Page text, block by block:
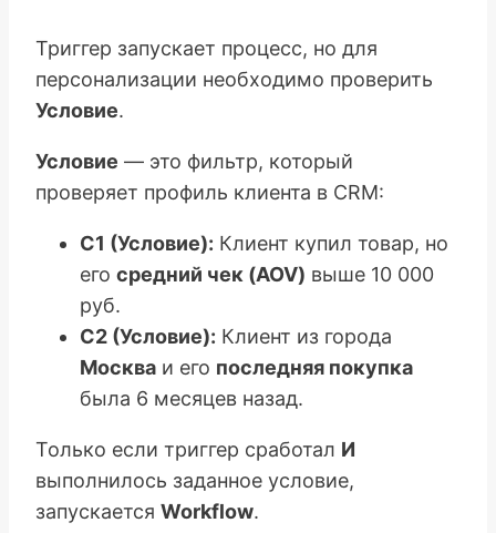
Триггер запускает процесс, но для
персонализации необходимо проверить
Условие.
Условие — это фильтр, который
проверяет профиль клиента в CRM:
C1 (Условие): Клиент купил товар, но
его средний чек (AOV) выше 10 000
руб.
C2 (Условие): Клиент из города
Москва и его последняя покупка
была 6 месяцев назад.
Только если триггер сработал И
выполнилось заданное условие,
запускается Workflow.